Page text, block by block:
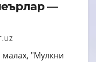
—
"Мулкни